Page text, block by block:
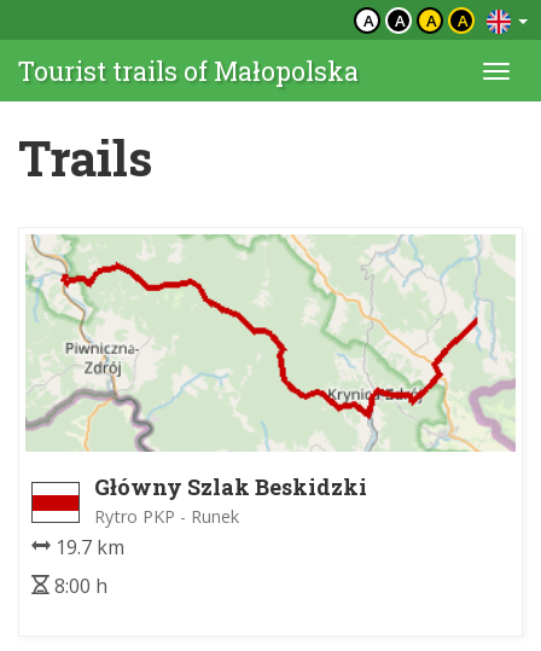
A A A A
Tourist trails of Małopolska
Trails
Główny Szlak Beskidzki
Rytro PKP - Runek
19.7 km
8:00 h